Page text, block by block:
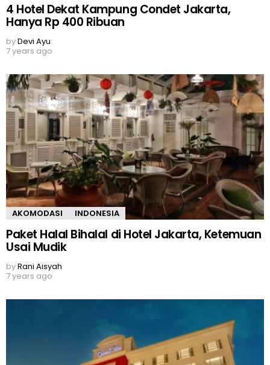
4 Hotel Dekat Kampung Condet Jakarta,
Hanya Rp 400 Ribuan
byDevi Ayu
7 years ago
AKOMODASI INDONESIA
Paket Halal Bihalal di Hotel Jakarta, Ketemuan
Usai Mudik
byRani Aisyah
7 years ago